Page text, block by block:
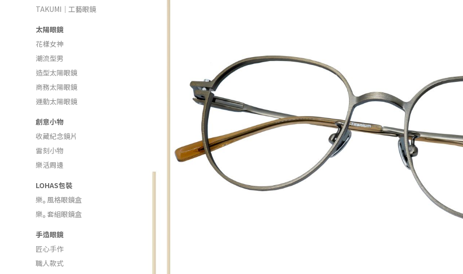
TAKUMI｜工藝眼鏡
太陽眼鏡
花樣女神
潮流型男
造型太陽眼鏡
商務太陽眼鏡
運動太陽眼鏡
創意小物
收藏紀念鏡片
雷刻小物
樂活周邊
LOHAS包裝
樂ₒ 風格眼鏡盒
樂ₒ 套組眼鏡盒
手造眼鏡
匠心手作
職人款式